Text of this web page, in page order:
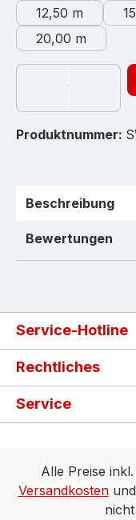
12,50 m
20,00 m
Produktnummer:
Beschreibung
Bewertungen
Service-Hotline
Rechtliches
Service
Alle Preise
Versandkostenund